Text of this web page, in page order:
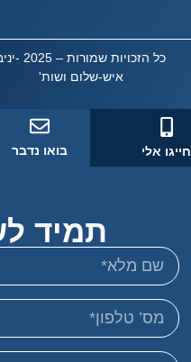
כל הזכויות שמורות – 2025 -יניב
איש-שלום ושות'
אלי בואו נדבר
תמיד